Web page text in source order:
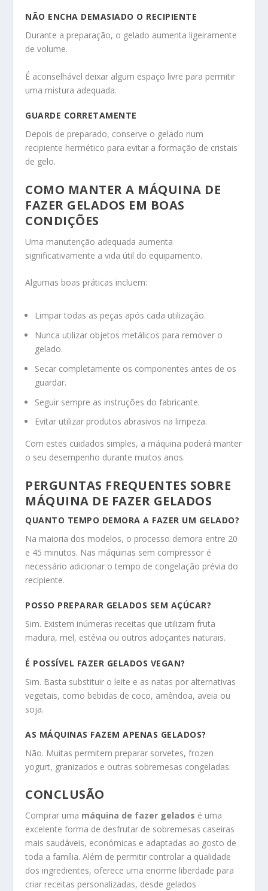
NÃO ENCHA DEMASIADO O RECIPIENTE
Durante a preparação, o gelado aumenta ligeiramente
de volume.
É aconselhável deixar algum espaço livre para permitir
uma mistura adequada.
GUARDE CORRETAMENTE
Depois de preparado, conserve o gelado num
recipiente hermético para evitar a formação de cristais
de gelo.
COMO MANTER A MÁQUINA DE
FAZER GELADOS EM BOAS
CONDIÇÕES
Uma manutenção adequada aumenta
significativamente a vida útil do equipamento.
Algumas boas práticas incluem:
Limpar todas as peças após cada utilização.
Nunca utilizar objetos metálicos para remover o
gelado.
Secar completamente os componentes antes de os
guardar.
Seguir sempre as instruções do fabricante.
Evitar utilizar produtos abrasivos na limpeza.
Com estes cuidados simples, a máquina poderá manter
o seu desempenho durante muitos anos.
PERGUNTAS FREQUENTES SOBRE
MÁQUINA DE FAZER GELADOS
QUANTO TEMPO DEMORA A FAZER UM GELADO?
Na maioria dos modelos, o processo demora entre 20
e 45 minutos. Nas máquinas sem compressor é
necessário adicionar o tempo de congelação prévia do
recipiente.
POSSO PREPARAR GELADOS SEM AÇÚCAR?
Sim. Existem inúmeras receitas que utilizam fruta
madura, mel, estévia ou outros adoçantes naturais.
É POSSÍVEL FAZER GELADOS VEGAN?
Sim. Basta substituir o leite e as natas por alternativas
vegetais, como bebidas de coco, amêndoa, aveia ou
soja.
AS MÁQUINAS FAZEM APENAS GELADOS?
Não. Muitas permitem preparar sorvetes, frozen
yogurt, granizados e outras sobremesas congeladas.
CONCLUSÃO
Comprar uma máquina de fazer gelados é uma
excelente forma de desfrutar de sobremesas caseiras
mais saudáveis, económicas e adaptadas ao gosto de
toda a família. Além de permitir controlar a qualidade
dos ingredientes, oferece uma enorme liberdade para
criar receitas personalizadas, desde gelados